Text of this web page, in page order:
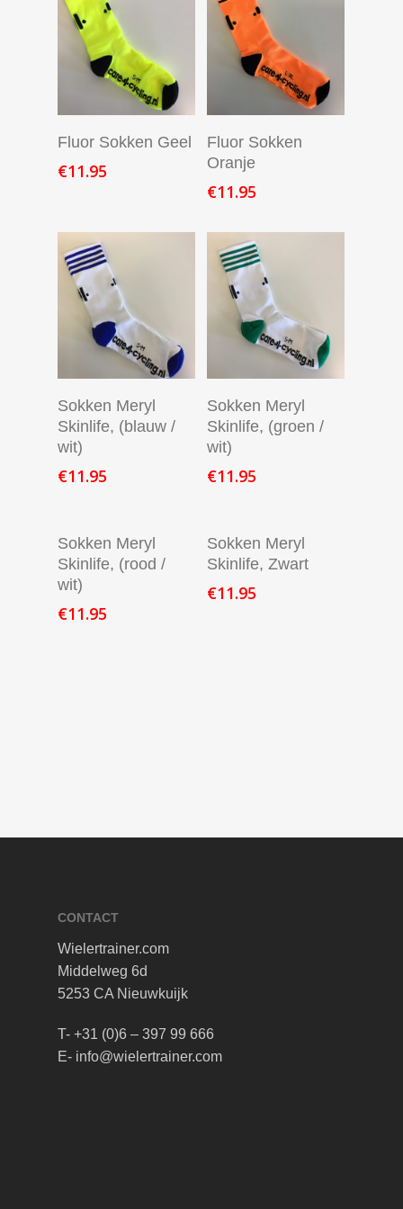
In Winkelmand
Fluor Sokken Geel
€11.95
In Winkelmand
Fluor Sokken
Oranje
€11.95
In Winkelmand
Sokken Meryl
Skinlife, (blauw /
wit)
€11.95
In Winkelmand
Sokken Meryl
Skinlife, (groen /
wit)
€11.95
In Winkelmand
Sokken Meryl
Skinlife, (rood /
wit)
€11.95
Verder Lezen
Sokken Meryl
Skinlife, Zwart
€11.95
CONTACT
Wielertrainer.com
Middelweg 6d
5253 CA Nieuwkuijk
T- +31 (0)6 – 397 99 666
E- info@wielertrainer.com